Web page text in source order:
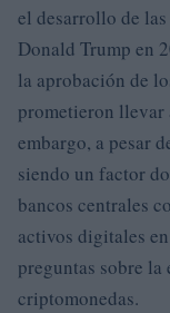
el desarrollo de
Donald Trump en
la aprobación de
prometieron llevar
embargo, a pesar
siendo un factor
bancos centrales
activos digitales
preguntas sobre
criptomonedas.